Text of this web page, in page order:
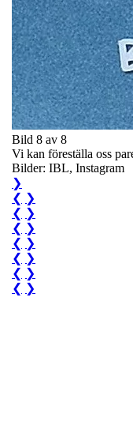
Bild 8 av 8
Vi kan föreställa oss
Bilder: IBL, Instagram
❯
❮ ❯
❮ ❯
❮ ❯
❮ ❯
❮ ❯
❮ ❯
❮ ❯